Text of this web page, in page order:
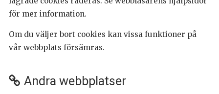
för mer information.
Om du väljer bort cookies kan vissa funktioner på
vår webbplats försämras.
Andra webbplatser